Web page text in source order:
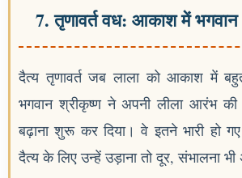
7. तृणावर्त वध: आकाश में भगवान
दैत्य तृणावर्त जब लाला को आकाश में
भगवान श्रीकृष्ण ने अपनी लीला आरंभ
बढ़ाना शुरू कर दिया। वे इतने भारी हो
दैत्य के लिए उन्हें उड़ाना तो दूर, संभालना